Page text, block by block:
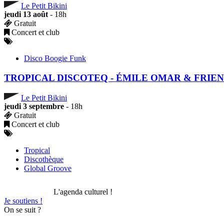
Le Petit Bikini
jeudi 13 août- 18h
Gratuit
Concert et club
Disco Boogie Funk
TROPICAL DISCOTEQ - ÉMILE OMAR &
Le Petit Bikini
jeudi 3 septembre - 18h
Gratuit
Concert et club
Tropical
Discothèque
Global Groove
L'agenda culturel !
Je soutiens !
On se suit ?